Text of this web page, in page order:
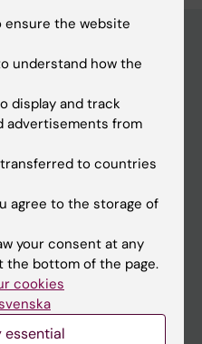
ensure the website
understand how the
display and track
advertisements from
to countries
agree to the storage of
your consent at any
the bottom of the page.
cookies
essential